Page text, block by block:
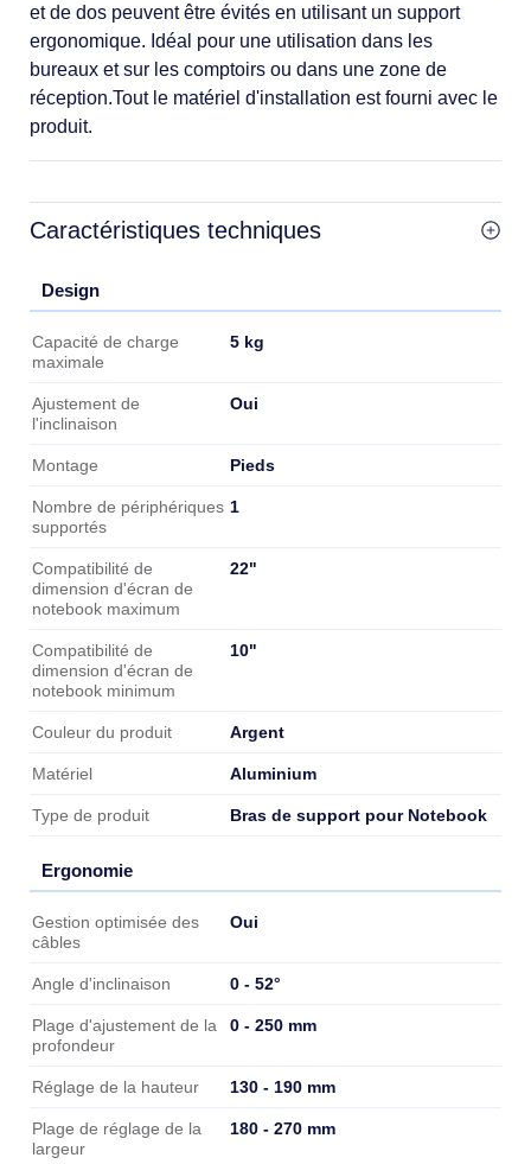
et de dos peuvent être évités en utilisant un support
ergonomique. Idéal pour une utilisation dans les
bureaux et sur les comptoirs ou dans une zone de
réception.Tout le matériel d'installation est fourni avec le
produit.
Caractéristiques techniques
Design
Design
Capacité de charge
maximale
5 kg
Ajustement de
l'inclinaison
Oui
Montage Pieds
Nombre de périphériques
supportés
1
Compatibilité de
dimension d'écran de
notebook maximum
22"
Compatibilité de
dimension d'écran de
notebook minimum
10"
Couleur du produit Argent
Matériel Aluminium
Type de produit Bras de support pour Notebook
Ergonomie
Ergonomie
Gestion optimisée des
câbles
Oui
Angle d'inclinaison 0 - 52°
Plage d'ajustement de la
profondeur
0 - 250 mm
Réglage de la hauteur 130 - 190 mm
Plage de réglage de la
largeur
180 - 270 mm